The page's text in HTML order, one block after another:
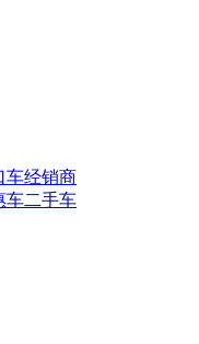
车经销商
车二手车